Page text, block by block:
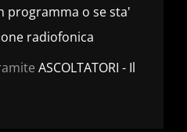
programma o se sta'
radiofonica
ASCOLTATORI - Il